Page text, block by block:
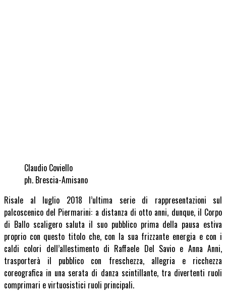
Claudio Coviello
ph. Brescia-Amisano
Risale al luglio 2018 l’ultima serie di rappresentazioni sul
palcoscenico del Piermarini: a distanza di otto anni, dunque, il Corpo
di Ballo scaligero saluta il suo pubblico prima della pausa estiva
proprio con questo titolo che, con la sua frizzante energia e con i
caldi colori dell’allestimento di Raffaele Del Savio e Anna Anni,
trasporterà il pubblico con freschezza, allegria e ricchezza
coreografica in una serata di danza scintillante, tra divertenti ruoli
comprimari e virtuosistici ruoli principali.